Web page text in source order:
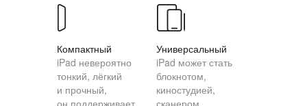
Компактный
iPad невероятно
тонкий, лёгкий
и прочный,
он поддерживает
Универсальный
iPad может стать
блокнотом,
киностудией,
сканером,